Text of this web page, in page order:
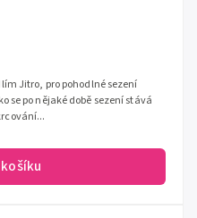
Jitro, pro pohodlné sezení
se po nějaké době sezení stává